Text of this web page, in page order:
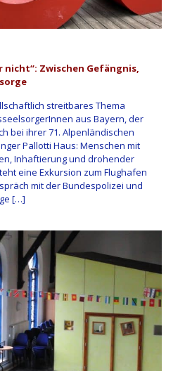
nicht“: Zwischen Gefängnis,
streitbares Thema
aus Bayern, der
bei ihrer 71. Alpenländischen
Pallotti Haus: Menschen mit
Inhaftierung und drohender
eine Exkursion zum Flughafen
mit der Bundespolizei und
[…]